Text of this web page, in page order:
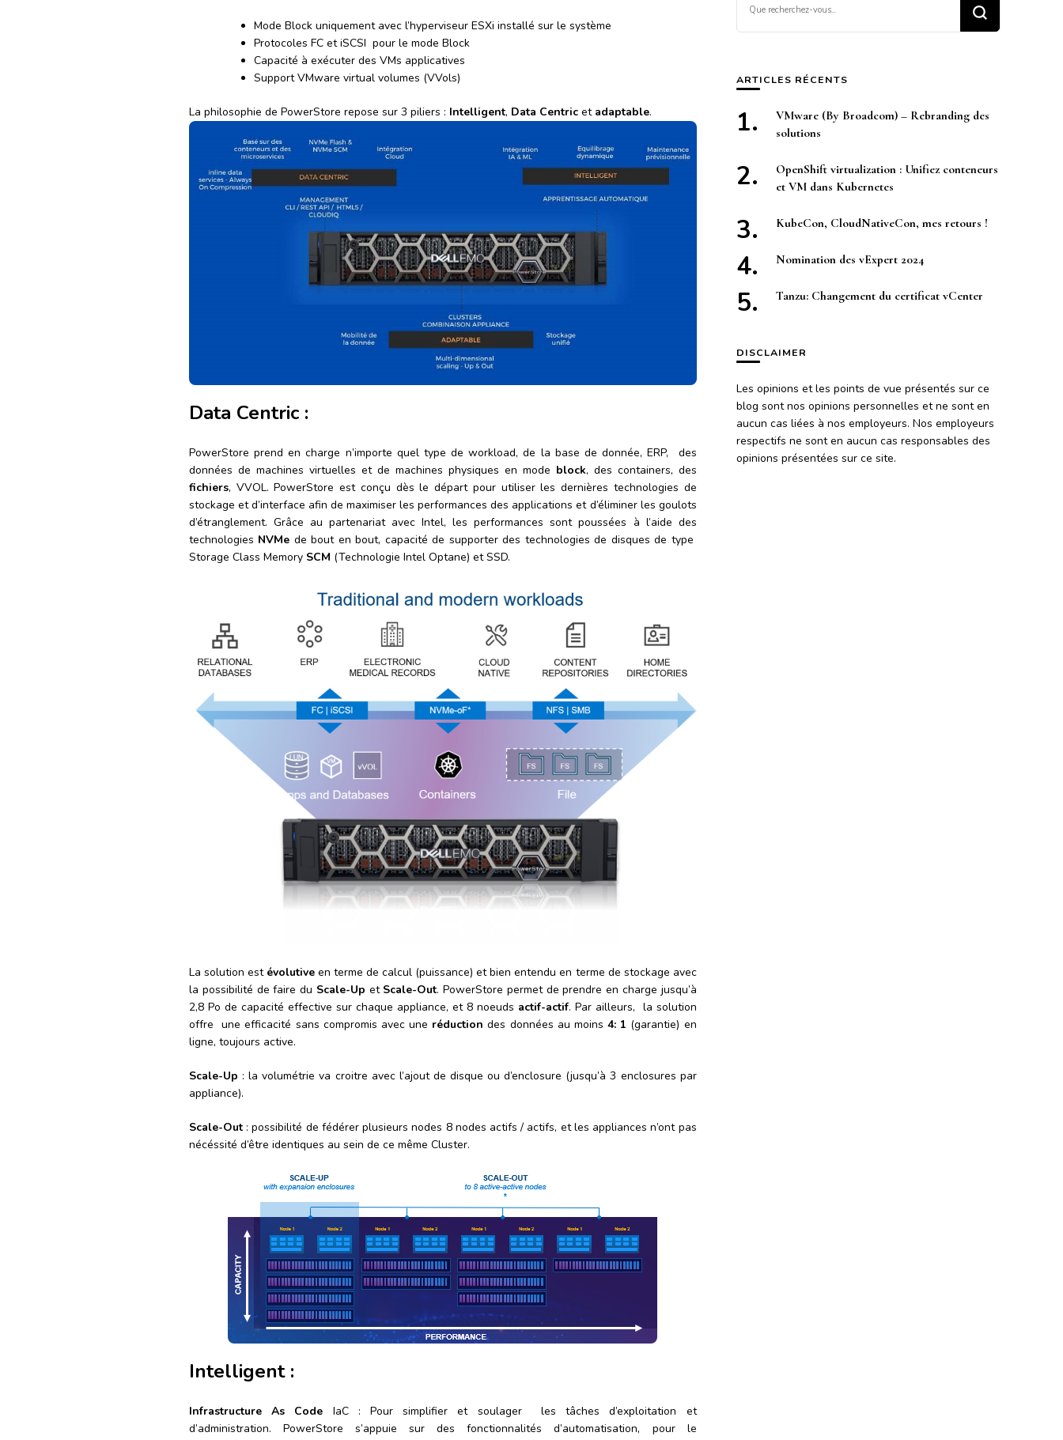
Mode Block uniquement avec l’hyperviseur ESXi installé sur le système
Protocoles FC et iSCSI pour le mode Block
Capacité à exécuter des VMs applicatives
Support VMware virtual volumes (VVols)
La philosophie de PowerStore repose sur 3 piliers : Intelligent, Data Centric et adaptable.
Data Centric :
PowerStore prend en charge n’importe quel type de workload, de la base de donnée, ERP, des
données de machines virtuelles et de machines physiques en mode block, des containers, des
fichiers, VVOL. PowerStore est conçu dès le départ pour utiliser les dernières technologies de
stockage et d’interface afin de maximiser les performances des applications et d’éliminer les goulots
d’étranglement. Grâce au partenariat avec Intel, les performances sont poussées à l’aide des
technologies NVMe de bout en bout, capacité de supporter des technologies de disques de type
Storage Class Memory SCM (Technologie Intel Optane) et SSD.
La solution est évolutive en terme de calcul (puissance) et bien entendu en terme de stockage avec
la possibilité de faire du Scale-Up et Scale-Out. PowerStore permet de prendre en charge jusqu’à
2,8 Po de capacité effective sur chaque appliance, et 8 noeuds actif-actif. Par ailleurs, la solution
offre une efficacité sans compromis avec une réduction des données au moins4: 1 (garantie) en
ligne, toujours active.
Scale-Up : la volumétrie va croitre avec l’ajout de disque ou d’enclosure (jusqu’à 3 enclosures par
appliance).
Scale-Out : possibilité de fédérer plusieurs nodes 8 nodes actifs / actifs, et les appliances n’ont pas
nécéssité d’être identiques au sein de ce même Cluster.
Intelligent :
Infrastructure As Code IaC : Pour simplifier et soulager les tâches d’exploitation et
d’administration. PowerStore s’appuie sur des fonctionnalités d’automatisation, pour le
recherchiez
quelque
ARTICLES RÉCENTS
VMware (By Broadcom) – Rebranding des
solutions
OpenShift virtualization : Unifiez conteneurs
et VM dans Kubernetes
KubeCon, CloudNativeCon, mes retours !
Nomination des vExpert 2024
Tanzu: Changement du certificat vCenter
DISCLAIMER
Les opinions et les points de vue présentés sur ce
blog sont nos opinions personnelles et ne sont en
aucun cas liées à nos employeurs. Nos employeurs
respectifs ne sont en aucun cas responsables des
opinions présentées sur ce site.